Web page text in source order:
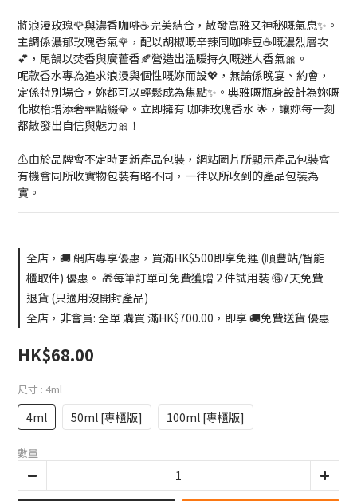
將浪漫玫瑰🌹與濃香咖啡☕完美結合，散發高雅又神秘嘅氣息✨。
主調係濃郁玫瑰香氣🌹，配以胡椒嘅辛辣同咖啡豆☕嘅濃烈層次
💕，尾韻以焚香與廣藿香🍂營造出溫暖持久嘅迷人香氣🎀。
呢款香水專為追求浪漫與個性嘅妳而設💖，無論係晚宴、約會，
定係特別場合，妳都可以輕鬆成為焦點✨。典雅嘅瓶身設計為妳嘅
化妝枱增添奢華點綴💎。立即擁有 咖啡玫瑰香水 🌟，讓妳每一刻
都散發出自信與魅力🎀！
⚠️由於品牌會不定時更新產品包裝，網站圖片所顯示產品包裝會
有機會同所收實物包裝有略不同，一律以所收到的產品包裝為
實。
全店，🚚 網店專享優惠，買滿HK$500即享免運 (順豐站/智能
櫃取件) 優惠。 🎁每筆訂單可免費獲贈 2 件試用裝 🉐7天免費
退貨 (只適用沒開封產品)
全店，非會員: 全單 購買 滿HK$700.00，即享 🚚免費送貨 優惠
HK$68.00
尺寸 : 4ml
4ml 50ml [專櫃版] 100ml [專櫃版]
數量